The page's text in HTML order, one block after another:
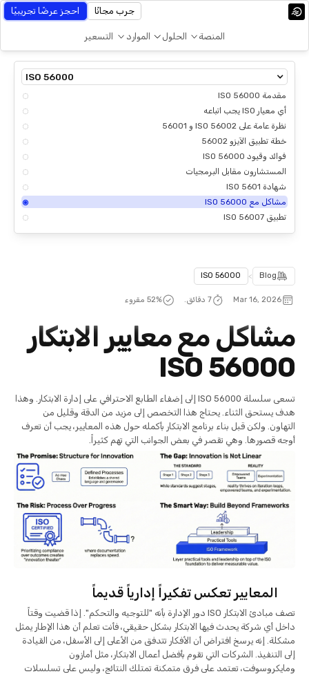
المنصة الحلول الموارد التسعير
جرب مجانًا احجز عرضًا تجريبيًا
ISO 56000
مقدمة ISO 56000
أي معيار ISO يجب اتباعه
نظرة عامة على ISO 56002 و 56001
خطة تطبيق الآيزو 56002
فوائد وقيود ISO 56000
المستشارون مقابل البرمجيات
شهادة ISO 5601
مشاكل مع ISO 56000
تطبيق ISO 56007
Blog
>
ISO 56000
Mar 16, 2026 7 دقائق. 52% مقروء
مشاكل مع معايير الابتكار
ISO 56000
تسعى سلسلة ISO 56000 إلى إضفاء الطابع الاحترافي على إدارة الابتكار. وهذا
هدف يستحق الثناء. يحتاج هذا التخصص إلى مزيد من الدقة وقليل من
التهاون. ولكن قبل بناء برنامج الابتكار بأكمله حول هذه المعايير، يجب أن تعرف
أوجه قصورها. وهي تقصر في بعض الجوانب التي تهم كثيراً.
المعايير تعكس تفكيراً إدارياً قديماً
تصف مبادئ الابتكار ISO دور الإدارة بأنه "للتوجيه والتحكم". إذا قضيت وقتاً
داخل أي شركة يحدث فيها الابتكار بشكل حقيقي، فأنت تعلم أن هذا الإطار يمثل
مشكلة. إنه يرسخ افتراض أن الأفكار تتدفق من الأعلى إلى الأسفل، من القيادة
إلى التنفيذ. الشركات التي تقوم بأفضل أعمال الابتكار، مثل أمازون
ومايكروسوفت، تعتمد على فرق متمكنة تمتلك النتائج، وليس على تسلسلات